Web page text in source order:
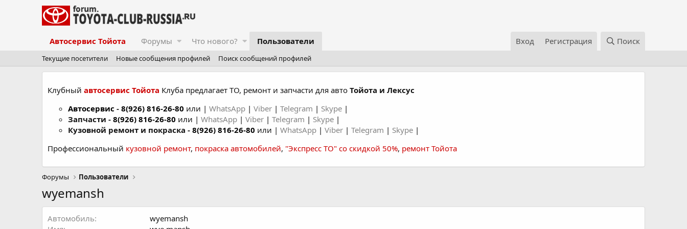
Автосервис Тойота Форумы Что нового? Пользователи Вход Регистрация Поиск
Текущие посетители Новые сообщения профилей Поиск сообщений профилей
Клубный автосервис Тойота Клуба предлагает ТО, ремонт и запчасти для авто Тойота и Лексус
Автосервис - 8(926) 816-26-80 или | WhatsApp | Viber | Telegram | Skype |
Запчасти - 8(926) 816-26-80 или | WhatsApp | Viber | Telegram | Skype |
Кузовной ремонт и покраска - 8(926) 816-26-80 или | WhatsApp | Viber | Telegram | Skype |
Профессиональный кузовной ремонт, покраска автомобилей, "Экспресс ТО" со скидкой 50%, ремонт Тойота
Форумы Пользователи
wyemansh
Автомобиль
wyemansh